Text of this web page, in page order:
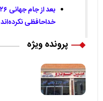
خداحافظی نکرده‌اند
پرونده ویژه